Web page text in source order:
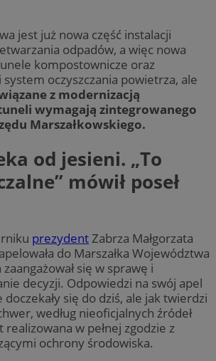
jest już nowa część instalacji
odpadów, a więc nowa
kompostownicze oraz
oczyszczania powietrza, ale
z modernizacją
wymagają zintegrowanego
Marszałkowskiego.
od jesieni. „To
mówił poseł
prezydentZabrza Małgorzata
do Marszałka Województwa
się w sprawę i
decyzji. Odpowiedzi na swój apel
doczekały się do dziś, ale jak twierdzi
według nieoficjalnych źródeł
w pełnej zgodzie z
ochrony środowiska.